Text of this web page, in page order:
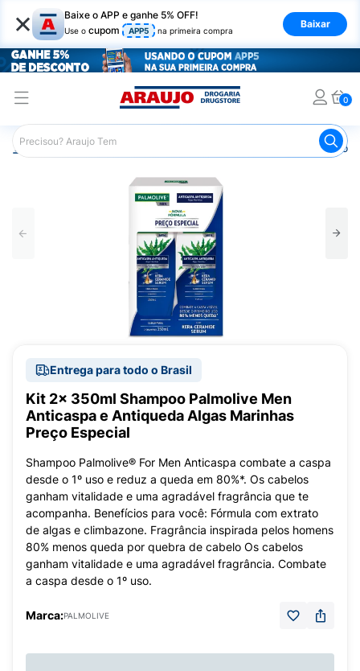
× Baixe o APP e ganhe 5% OFF!
Use o cupom APP5 na primeira compra
Baixar
0
Araujo Cabelo Shampoo
Entrega para todo o Brasil
Kit 2x 350ml Shampoo Palmolive Men
Anticaspa e Antiqueda Algas Marinhas
Preço Especial
Shampoo Palmolive® For Men Anticaspa combate a caspa
desde o 1º uso e reduz a queda em 80%*. Os cabelos
ganham vitalidade e uma agradável fragrância que te
acompanha. Benefícios para você: Fórmula com extrato
de algas e climbazone. Fragrância inspirada pelos homens
80% menos queda por quebra de cabelo Os cabelos
ganham vitalidade e uma agradável fragrância. Combate
a caspa desde o 1º uso.
Marca:PALMOLIVE